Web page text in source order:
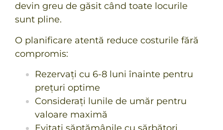
devin greu de găsit când toate locurile
sunt pline.
O planificare atentă reduce costurile fără
compromis:
Rezervați cu 6-8 luni înainte pentru
prețuri optime
Considerați lunile de umăr pentru
valoare maximă